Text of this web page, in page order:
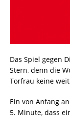
Das Spiel gegen
Stern, denn die
Torfrau keine
Ein von Anfang
5. Minute, dass